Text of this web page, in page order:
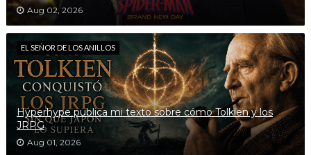
Aug 02, 2026
EL SEÑOR DE LOS ANILLOS
Hyperhype publica mi texto sobre cómo Tolkien y los
JRPG
Aug 01, 2026